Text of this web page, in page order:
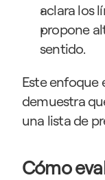
aclara los
propone
sentido.
Este enfoque
demuestra
una lista de
Cómo